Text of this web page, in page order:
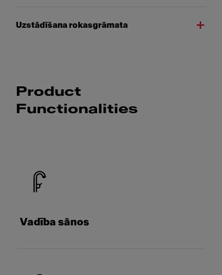
Uzstādīšana rokasgrāmata
Product
Functionalities
Vadība sānos